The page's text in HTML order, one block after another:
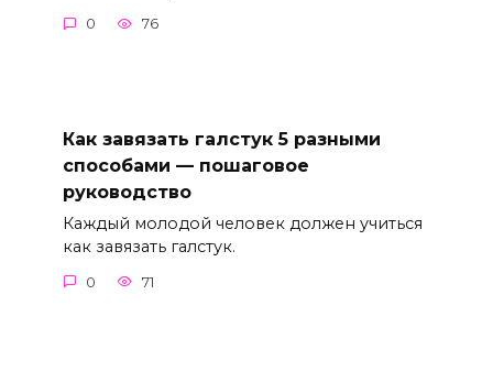
0 76
Как завязать галстук 5 разными
способами — пошаговое
руководство
Каждый молодой человек должен учиться
как завязать галстук.
0 71